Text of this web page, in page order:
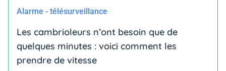
Alarme - télésurveillance
Les cambrioleurs n’ont besoin que de
quelques minutes : voici comment les
prendre de vitesse